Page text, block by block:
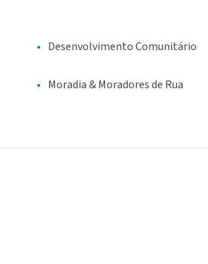
Desenvolvimento Comunitário
Moradia & Moradores de Rua